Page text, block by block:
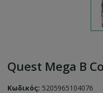
Quest Mega B
Κωδικός: 5205965104076